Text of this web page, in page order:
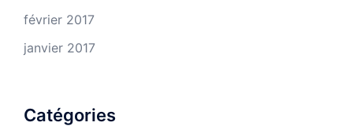
février 2017
janvier 2017
Catégories